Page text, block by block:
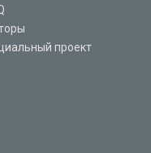
проект